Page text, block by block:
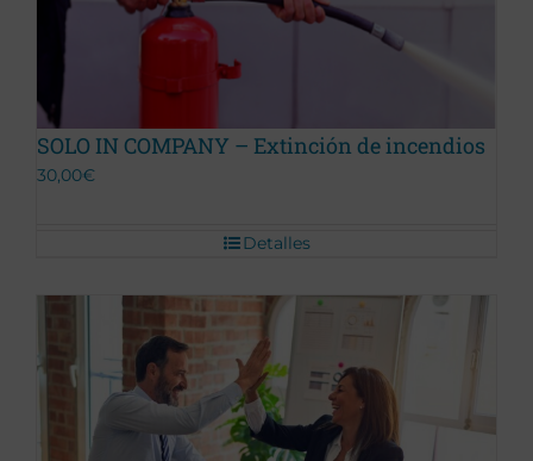
Promoción Terminada
SOLO IN COMPANY – Extinción de incendios
30,00€
Detalles
Promoción Terminada